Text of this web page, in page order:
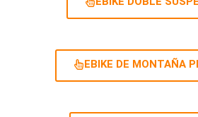
EBIKE DE MONTAÑA